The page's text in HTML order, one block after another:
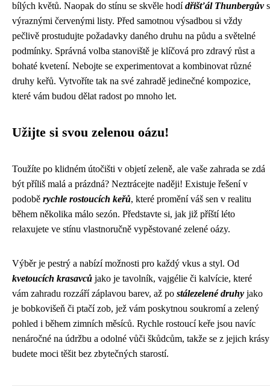
bílých květů. Naopak do stínu se skvěle hodídřišťál Thunbergůvs
výraznými červenými listy. Před samotnou výsadbou si vždy
pečlivě prostudujte požadavky daného druhu na půdu a světelné
podmínky. Správná volba stanoviště je klíčová pro zdravý růst a
bohaté kvetení. Nebojte se experimentovat a kombinovat různé
druhy keřů. Vytvoříte tak na své zahradě jedinečné kompozice,
které vám budou dělat radost po mnoho let.
Užijte si svou zelenou oázu!
Toužíte po klidném útočišti v objetí zeleně, ale vaše zahrada se zdá
být příliš malá a prázdná? Neztrácejte naději! Existuje řešení v
podobě rychle rostoucích keřů, které promění váš sen v realitu
během několika málo sezón. Představte si, jak již příští léto
relaxujete ve stínu vlastnoručně vypěstované zelené oázy.
Výběr je pestrý a nabízí možnosti pro každý vkus a styl. Od
kvetoucích krasavců jako je tavolník, vajgélie či kalvície, které
vám zahradu rozzáří záplavou barev, až po stálezelené druhy jako
je bobkovišeň či ptačí zob, jež vám poskytnou soukromí a zelený
pohled i během zimních měsíců. Rychle rostoucí keře jsou navíc
nenáročné na údržbu a odolné vůči škůdcům, takže se z jejich krásy
budete moci těšit bez zbytečných starostí.